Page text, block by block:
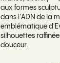
aux formes
dans l'ADN de la
emblématique
silhouettes
douceur.